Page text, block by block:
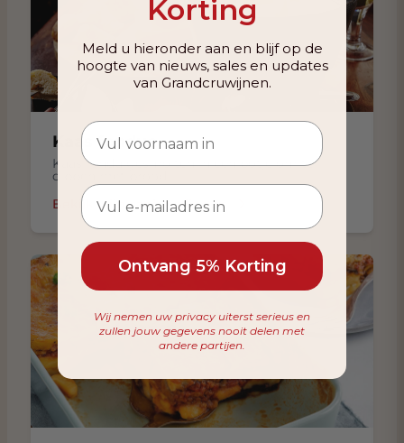
Kaas fondue
Kaas fondu gesmolten in een potje om te
dippen met brood.
Bekijk wijn aanbevelingen
Korting
Meld u hieronder aan en blijf op de
hoogte van nieuws, sales en updates
van Grandcruwijnen.
Ontvang 5% Korting
Wij nemen uw privacy uiterst serieus en
zullen jouw gegevens nooit delen met
andere partijen.